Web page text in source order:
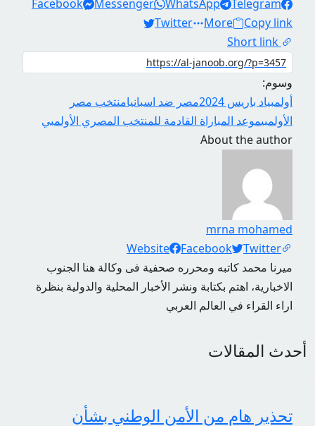
Facebook Messenger WhatsApp
Telegram
Twitter
More
Copy link
Short link
وسوم:
أولمبياد باريس 2024
مصر ضد اسبانيامنتخب مصر
الأولمبيموعد المباراة القادمة للمنتخب المصري الأولمبي
About the author
mrna mohamed
Social Links
Website Facebook
Twitter
ميرنا محمد كاتبه ومحرره صحفية فى وكالة هنا الجنوب
الاخبارية، اهتم بكتابة ونشر الأخبار المحلية والدولية بنظرة
اراء القراء في العالم العربي
أحدث المقالات
تحذير هام من الأمن الوطني بشأن